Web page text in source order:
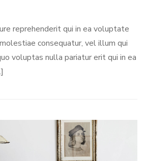
reprehenderit qui in ea voluptate
consequatur, vel illum qui
voluptas nulla pariatur erit qui in ea